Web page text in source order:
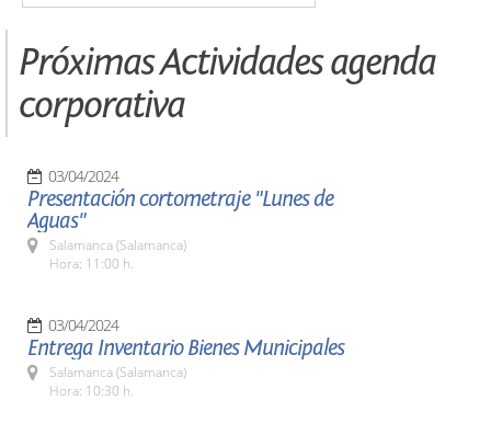
Próximas Actividades agenda
corporativa
03/04/2024
Presentación cortometraje "Lunes de
Aguas"
Salamanca (Salamanca)
Hora: 11:00 h.
03/04/2024
Entrega Inventario Bienes Municipales
Salamanca (Salamanca)
Hora: 10:30 h.